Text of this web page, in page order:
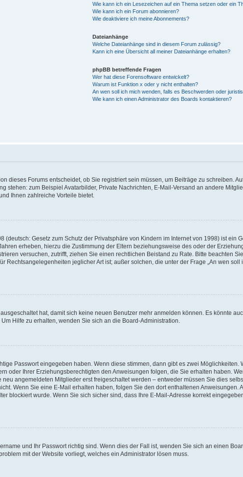
Wie kann ich ein Lesezeichen auf ein Thema setzen oder ein
Wie kann ich ein Forum abonnieren?
Wie deaktiviere ich meine Abonnements?
Dateianhänge
Welche Dateianhänge sind in diesem Forum zulässig?
Kann ich eine Übersicht all meiner Dateianhänge erhalten?
phpBB betreffende Fragen
Wer hat diese Forensoftware entwickelt?
Warum ist Funktion x oder y nicht enthalten?
An wen soll ich mich wenden, falls es Beschwerden oder
Wie kann ich einen Administrator des Boards kontaktieren?
dieses Forums entscheidet, ob Sie registriert sein müssen, um Beiträge zu schreiben.
stehen: zum Beispiel Avatarbilder, Private Nachrichten, E-Mail-Versand an andere
Ihnen zahlreiche Vorteile bietet.
(deutsch: Gesetz zum Schutz der Privatsphäre von Kindern im Internet von 1998) ist ein
erheben, hierzu die Zustimmung der Eltern beziehungsweise des oder der
versuchen, zutrifft, ziehen Sie einen rechtlichen Beistand zu Rate. Bitte beachten
Rechtsangelegenheiten jeglicher Art ist; außer solchen, die unter der Frage „An wen
hat, damit sich keine neuen Benutzer mehr anmelden können. Es könnte
Hilfe zu erhalten, wenden Sie sich an die Board-Administration.
Passwort eingegeben haben. Wenn diese stimmen, dann gibt es zwei Möglichkeiten.
oder Ihrer Erziehungsberechtigten den Anweisungen folgen, die Sie erhalten haben.
angemeldeten Mitglieder erst freigeschaltet werden – entweder müssen Sie dies
Wenn Sie eine E-Mail erhalten haben, folgen Sie den dort enthaltenen Anweisungen.
blockiert wurde. Wenn Sie sich sicher sind, dass Ihre E-Mail-Adresse korrekt
und Ihr Passwort richtig sind. Wenn dies der Fall ist, wenden Sie sich an einen
mit der Website vorliegt, welches ein Administrator lösen muss.